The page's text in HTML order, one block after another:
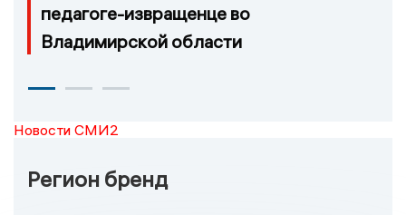
педагоге-извращенце во
Владимирской области
Новости СМИ2
Регион бренд